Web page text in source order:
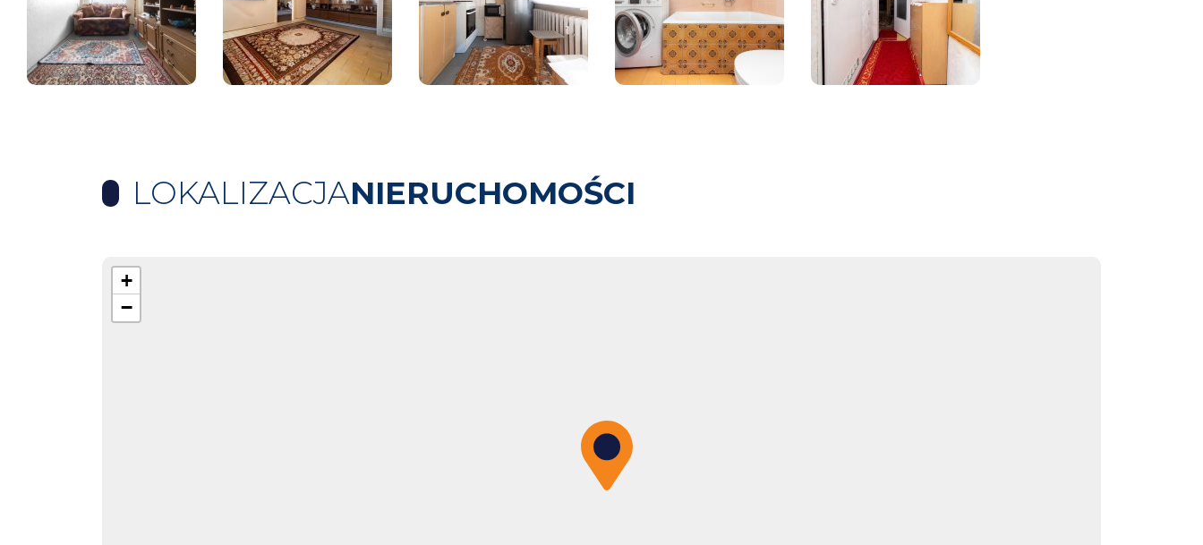
LOKALIZACJANIERUCHOMOŚCI
+
−